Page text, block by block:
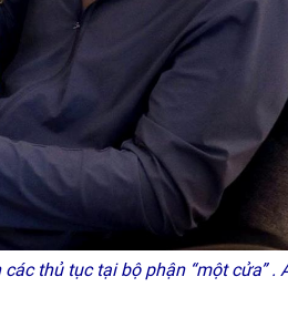
thủ tục tại bộ phận “một cửa” .